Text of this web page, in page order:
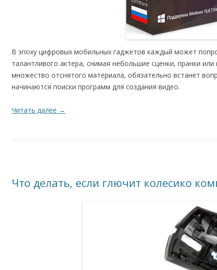
В эпоху цифровых мобильных гаджетов каждый может
талантливого актера, снимая небольшие сценки, пранки
множество отснятого материала, обязательно встанет
начинаются поиски программ для создания видео.
Читать далее →
Что делать, если глючит колесико